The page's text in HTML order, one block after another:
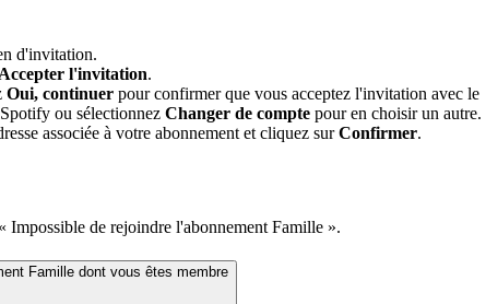
d'invitation.
Accepter l'invitation.
Oui, continuer pour confirmer que vous acceptez l'invitation avec le
ou sélectionnez Changer de compte pour en choisir un autre.
associée à votre abonnement et cliquez surConfirmer.
Impossible de rejoindre l'abonnement Famille ».
Famille dont vous êtes membre